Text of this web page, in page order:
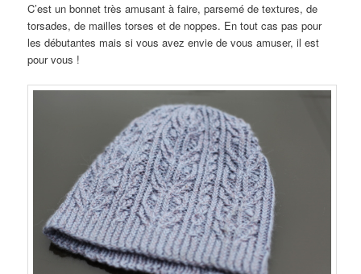
C’est un bonnet très amusant à faire, parsemé de textures, de
torsades, de mailles torses et de noppes. En tout cas pas pour
les débutantes mais si vous avez envie de vous amuser, il est
pour vous !